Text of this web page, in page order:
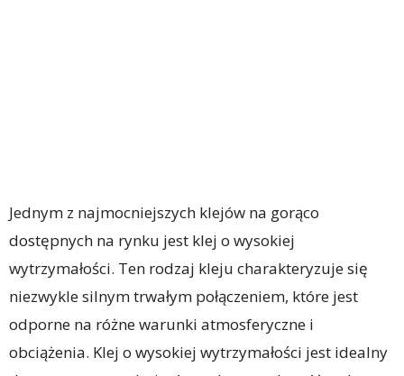
Jednym z najmocniejszych klejów na gorąco
dostępnych na rynku jest klej o wysokiej
wytrzymałości. Ten rodzaj kleju charakteryzuje się
niezwykle silnym trwałym połączeniem, które jest
odporne na różne warunki atmosferyczne i
obciążenia. Klej o wysokiej wytrzymałości jest idealny